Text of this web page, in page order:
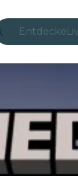
Entdecke